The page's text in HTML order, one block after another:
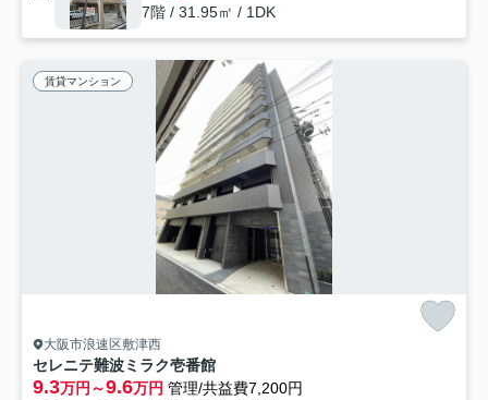
7階 / 31.95㎡ / 1DK
賃貸マンション
大阪市浪速区敷津西
セレニテ難波ミラク壱番館
9.3万円～9.6万円 管理/共益費7,200円